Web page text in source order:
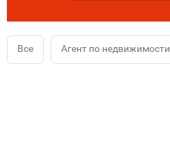
Все Агент по недвижимости